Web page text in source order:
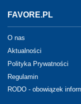
FAVORE.PL
O nas
Aktualności
Polityka Prywatności
Regulamin
RODO - obowiązek